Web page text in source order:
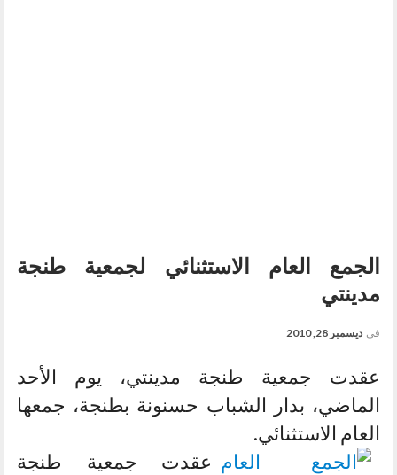
الجمع العام الاستثنائي لجمعية طنجة
مدينتي
في ديسمبر 28, 2010
عقدت جمعية طنجة مدينتي، يوم الأحد
الماضي، بدار الشباب حسنونة بطنجة، جمعها
العام الاستثنائي.
عقدت جمعية طنجة